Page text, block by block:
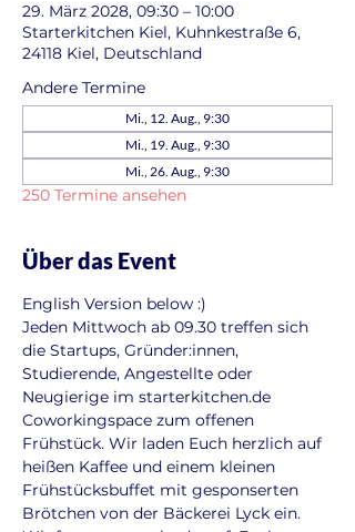
29. März 2028, 09:30 – 10:00
Starterkitchen Kiel, Kuhnkestraße 6,
24118 Kiel, Deutschland
Andere Termine
Mi., 12. Aug., 9:30
Mi., 19. Aug., 9:30
Mi., 26. Aug., 9:30
250 Termine ansehen
Über das Event
English Version below :)
Jeden Mittwoch ab 09.30 treffen sich
die Startups, Gründer:innen,
Studierende, Angestellte oder
Neugierige im starterkitchen.de
Coworkingspace zum offenen
Frühstück. Wir laden Euch herzlich auf
heißen Kaffee und einem kleinen
Frühstücksbuffet mit gesponserten
Brötchen von der Bäckerei Lyck ein.